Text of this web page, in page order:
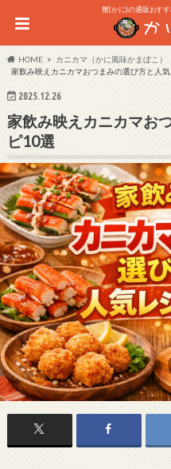
蟹(かに)の通販おす
HOME
カニカマ（かに風味かまぼこ）
家飲み映えカニカマおつまみの選び方と人
2025.12.26
家飲み映えカニカマお
ピ10選